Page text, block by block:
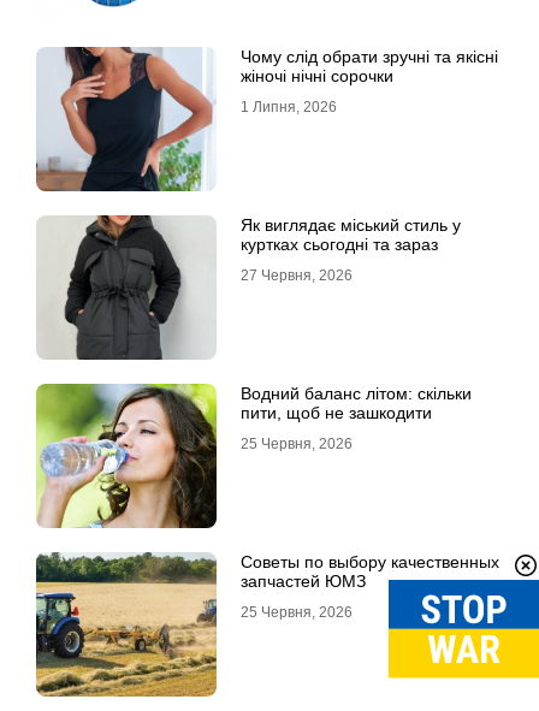
Чому слід обрати зручні та якісні
жіночі нічні сорочки
1 Липня, 2026
Як виглядає міський стиль у
куртках сьогодні та зараз
27 Червня, 2026
Водний баланс літом: скільки
пити, щоб не зашкодити
25 Червня, 2026
Советы по выбору качественных
запчастей ЮМЗ
25 Червня, 2026